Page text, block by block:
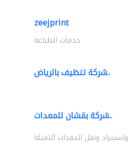
zeejprint
خدمات الطباعة
شركة تنظيف بالرياض..
شركة بقشان للمعدات..
واستيراد ونقل المعدات الثقيلة